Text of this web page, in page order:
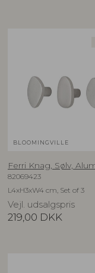
BLOOMINGVILLE
Ferri Knag, Sølv,
82069423
L4xH3xW4 cm, Set of 3
Vejl. udsalgspris
219,00 DKK